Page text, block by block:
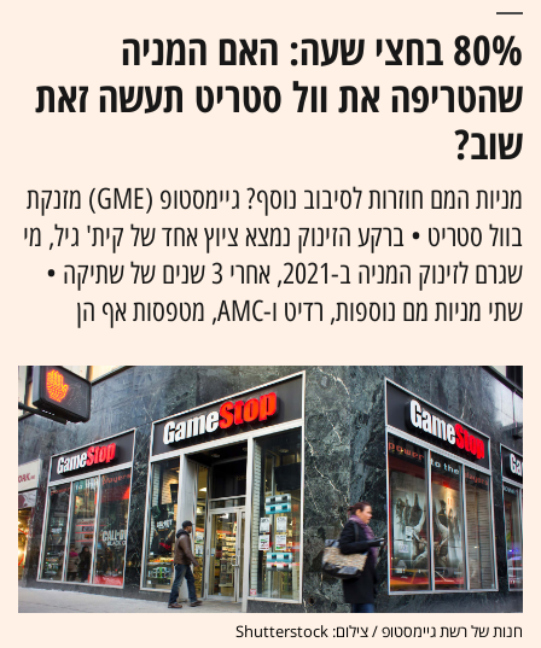
80% בחצי שעה: האם המניה
שהטריפה את וול סטריט תעשה זאת
שוב?
מניות המם חוזרות לסיבוב נוסף? גיימסטופ (GME) מזנקת
בוול סטריט • ברקע הזינוק נמצא ציוץ אחד של קית' גיל, מי
שגרם לזינוק המניה ב-2021, אחרי 3 שנים של שתיקה •
שתי מניות מם נוספות, רדיט ו-AMC, מטפסות אף הן
חנות של רשת גיימסטופ / צילום: Shutterstock